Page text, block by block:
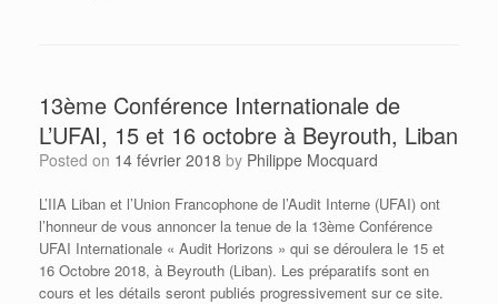
13ème Conférence Internationale de
L’UFAI, 15 et 16 octobre à Beyrouth, Liban
Posted on 14 février 2018 by Philippe Mocquard
L’IIA Liban et l’Union Francophone de l’Audit Interne (UFAI) ont
l’honneur de vous annoncer la tenue de la 13ème Conférence
UFAI Internationale « Audit Horizons » qui se déroulera le 15 et
16 Octobre 2018, à Beyrouth (Liban). Les préparatifs sont en
cours et les détails seront publiés progressivement sur ce site.